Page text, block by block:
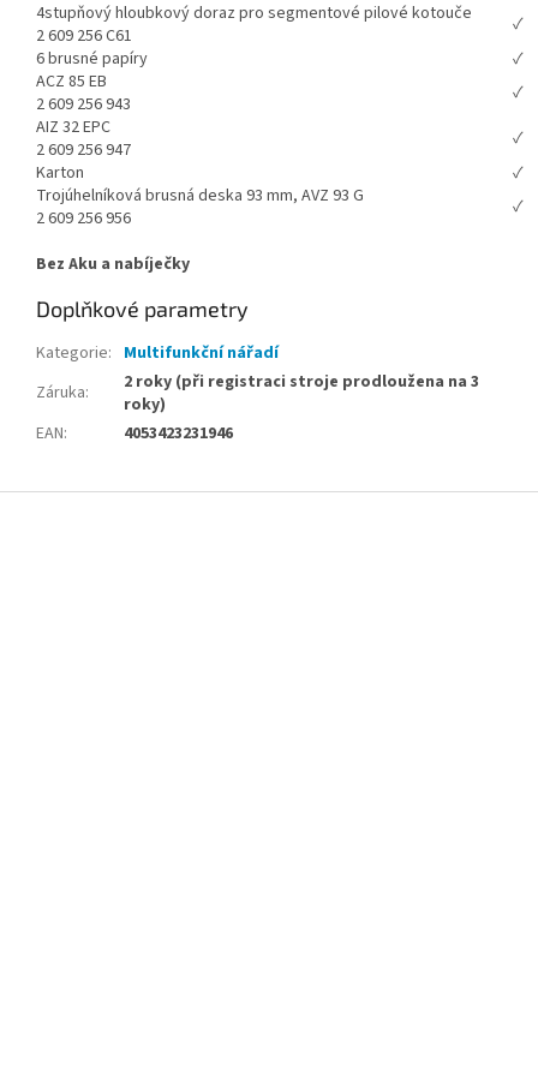
4stupňový hloubkový doraz pro segmentové pilové kotouče
2 609 256 C61
✓
6 brusné papíry
✓
ACZ 85 EB
2 609 256 943
✓
AIZ 32 EPC
2 609 256 947
✓
Karton
✓
Trojúhelníková brusná deska 93 mm, AVZ 93 G
2 609 256 956
✓
Bez Aku a nabíječky
Doplňkové parametry
Kategorie: Multifunkční nářadí
Záruka:
2 roky (při registraci stroje prodloužena na 3
roky)
EAN: 4053423231946